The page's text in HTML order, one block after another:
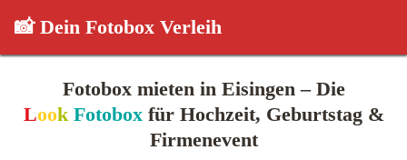
📸 Dein Fotobox Verleih
Fotobox mieten in Eisingen – Die
Look Fotoboxfür Hochzeit, Geburtstag &
Firmenevent